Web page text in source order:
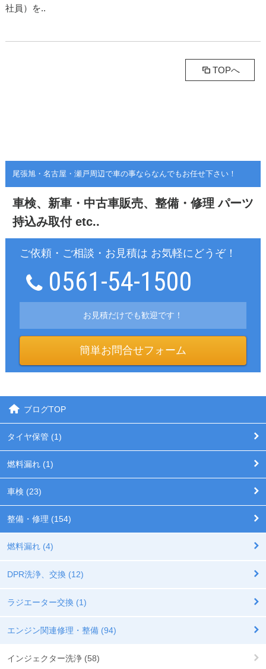
社員）を..
TOPへ
尾張旭・名古屋・瀬戸周辺で車の事ならなんでもお任せ下さい！
車検、新車・中古車販売、整備・修理 パーツ
持込み取付 etc..
ご依頼・ご相談・お見積は お気軽にどうぞ！
0561-54-1500
お見積だけでも歓迎です！
簡単お問合せフォーム
ブログTOP
タイヤ保管 (1)
燃料漏れ (1)
車検 (23)
整備・修理 (154)
燃料漏れ (4)
DPR洗浄、交換 (12)
ラジエーター交換 (1)
エンジン関連修理・整備 (94)
インジェクター洗浄 (58)